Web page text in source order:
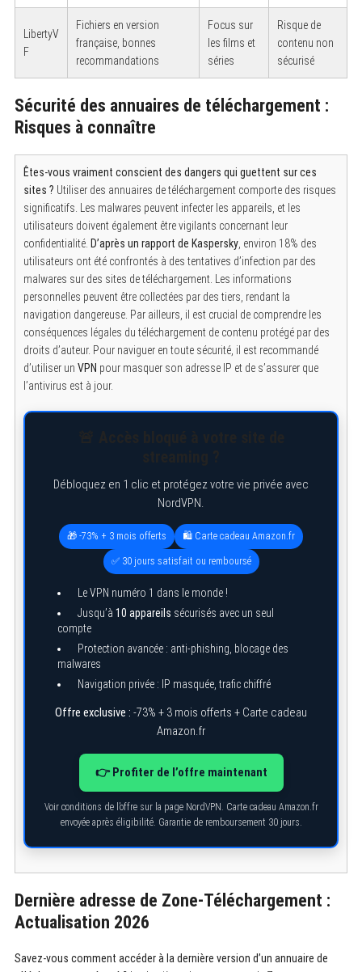
LibertyV
F
Fichiers en version
française, bonnes
recommandations
Focus sur
les films et
séries
Risque de
contenu non
sécurisé
Sécurité des annuaires de téléchargement :
Risques à connaître
Êtes-vous vraiment conscient des dangers qui guettent sur ces
sites ? Utiliser des annuaires de téléchargement comporte des risques
significatifs. Les malwares peuvent infecter les appareils, et les
utilisateurs doivent également être vigilants concernant leur
confidentialité. D’après un rapport de Kaspersky, environ 18% des
utilisateurs ont été confrontés à des tentatives d’infection par des
malwares sur des sites de téléchargement. Les informations
personnelles peuvent être collectées par des tiers, rendant la
navigation dangereuse. Par ailleurs, il est crucial de comprendre les
conséquences légales du téléchargement de contenu protégé par des
droits d’auteur. Pour naviguer en toute sécurité, il est recommandé
d’utiliser un VPN pour masquer son adresse IP et de s’assurer que
l’antivirus est à jour.
Débloquez en 1 clic et protégez votre vie privée avec
NordVPN.
🎁 -73% + 3 mois offerts 🛍️ Carte cadeau Amazon.fr
✅ 30 jours satisfait ou remboursé
Le VPN numéro 1 dans le monde !
Jusqu’à 10 appareils sécurisés avec un seul
compte
Protection avancée : anti-phishing, blocage des
malwares
Navigation privée : IP masquée, trafic chiffré
Offre exclusive : -73% + 3 mois offerts + Carte cadeau
Amazon.fr
👉 Profiter de l’offre maintenant
Voir conditions de l’offre sur la page NordVPN. Carte cadeau Amazon.fr
envoyée après éligibilité. Garantie de remboursement 30 jours.
Dernière adresse de Zone-Téléchargement :
Actualisation 2026
Savez-vous comment accéder à la dernière version d’un annuaire de
S
e
c